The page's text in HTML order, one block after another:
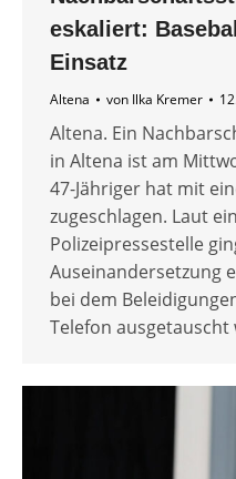
eskaliert:
Einsatz
Altena von Ilka Kremer
Altena. Ein
in Altena ist am
47-Jähriger hat mit
zugeschlagen. Laut
Polizeipressestelle
Auseinandersetzung
bei dem
Telefon ausgetauscht